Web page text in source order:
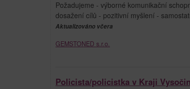
Požadujeme - výborné komunikační
dosažení cílů - pozitivní myšlení -
Aktualizováno včera
GEMSTONED s.r.o.
Policista/policistka v Kraji